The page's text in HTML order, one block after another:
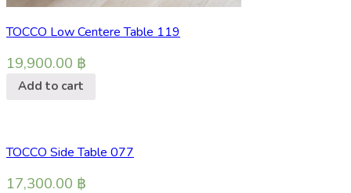
TOCCO Low Centere Table 119
19,900.00 ฿
Add to cart
TOCCO Side Table 077
17,300.00 ฿